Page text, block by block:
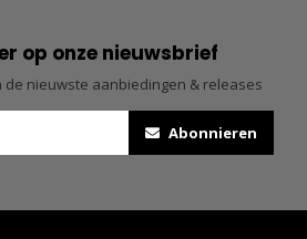
op onze nieuwsbrief
de nieuwste aanbiedingen & releases
Abonnieren